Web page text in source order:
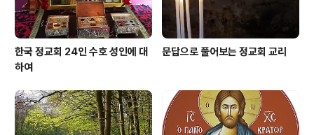
한국 정교회 24인 수호 성인에 대
하여
문답으로 풀어보는 정교회 교리